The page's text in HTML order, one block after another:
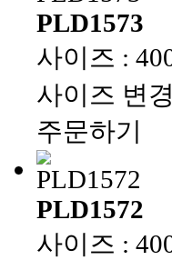
PLD1573
사이즈 :
사이즈 변
주문하기
PLD1572
사이즈 :